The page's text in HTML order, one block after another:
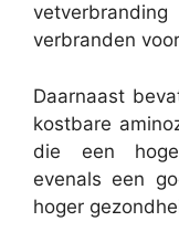
verbranden
Daarnaast
kostbare
die een
evenals een
hoger